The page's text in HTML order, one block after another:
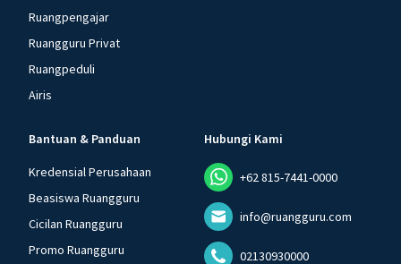
Ruangpengajar
Ruangguru Privat
Ruangpeduli
Airis
Bantuan & Panduan
Kredensial Perusahaan
Beasiswa Ruangguru
Cicilan Ruangguru
Promo Ruangguru
Hubungi Kami
+62 815-7441-0000
info@ruangguru.com
02130930000